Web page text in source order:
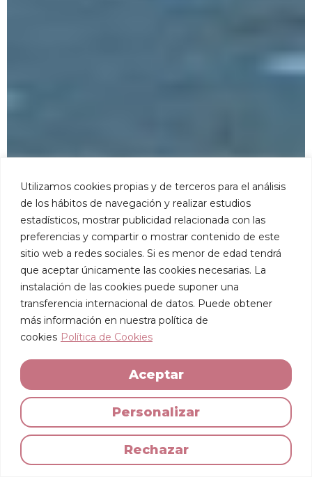
Utilizamos cookies propias y de terceros para el análisis
de los hábitos de navegación y realizar estudios
estadísticos, mostrar publicidad relacionada con las
preferencias y compartir o mostrar contenido de este
sitio web a redes sociales. Si es menor de edad tendrá
que aceptar únicamente las cookies necesarias. La
instalación de las cookies puede suponer una
transferencia internacional de datos. Puede obtener
más información en nuestra política de
cookies Política de Cookies
Personalizar
Rechazar
Aceptar